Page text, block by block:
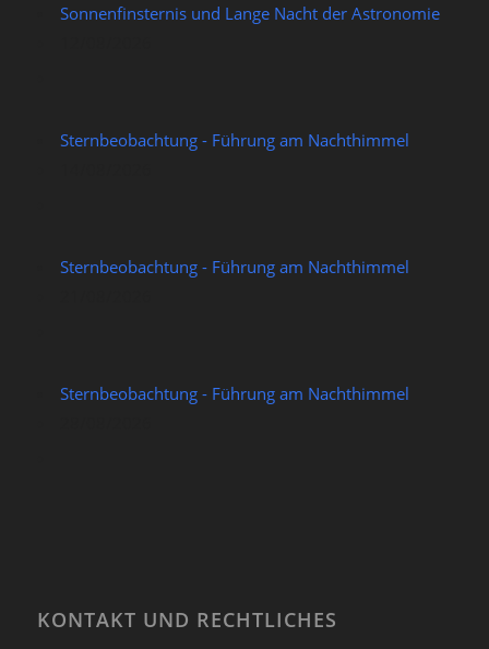
Sonnenfinsternis und Lange Nacht der Astronomie
Sternbeobachtung - Führung am Nachthimmel
Sternbeobachtung - Führung am Nachthimmel
Sternbeobachtung - Führung am Nachthimmel
KONTAKT UND RECHTLICHES